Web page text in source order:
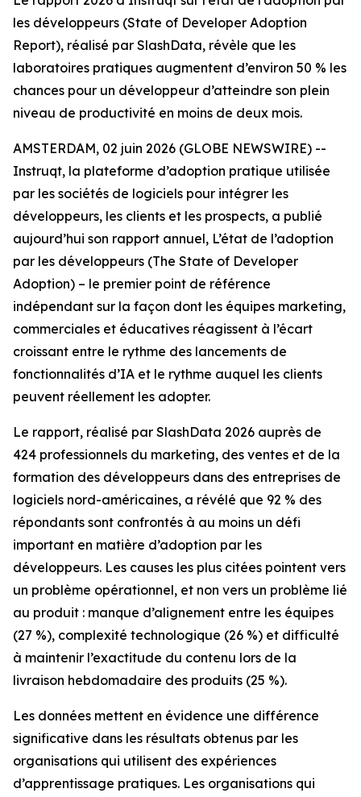
les développeurs (State of Developer Adoption
Report), réalisé par SlashData, révèle que les
laboratoires pratiques augmentent d’environ 50 % les
chances pour un développeur d’atteindre son plein
niveau de productivité en moins de deux mois.
AMSTERDAM, 02 juin 2026 (GLOBE NEWSWIRE) --
Instruqt, la plateforme d’adoption pratique utilisée
par les sociétés de logiciels pour intégrer les
développeurs, les clients et les prospects, a publié
aujourd’hui son rapport annuel, L’état de l’adoption
par les développeurs (The State of Developer
Adoption) – le premier point de référence
indépendant sur la façon dont les équipes marketing,
commerciales et éducatives réagissent à l’écart
croissant entre le rythme des lancements de
fonctionnalités d’IA et le rythme auquel les clients
peuvent réellement les adopter.
Le rapport, réalisé par SlashData 2026 auprès de
424 professionnels du marketing, des ventes et de la
formation des développeurs dans des entreprises de
logiciels nord-américaines, a révélé que 92 % des
répondants sont confrontés à au moins un défi
important en matière d’adoption par les
développeurs. Les causes les plus citées pointent vers
un problème opérationnel, et non vers un problème lié
au produit : manque d’alignement entre les équipes
(27 %), complexité technologique (26 %) et difficulté
à maintenir l’exactitude du contenu lors de la
livraison hebdomadaire des produits (25 %).
Les données mettent en évidence une différence
significative dans les résultats obtenus par les
organisations qui utilisent des expériences
d’apprentissage pratiques. Les organisations qui